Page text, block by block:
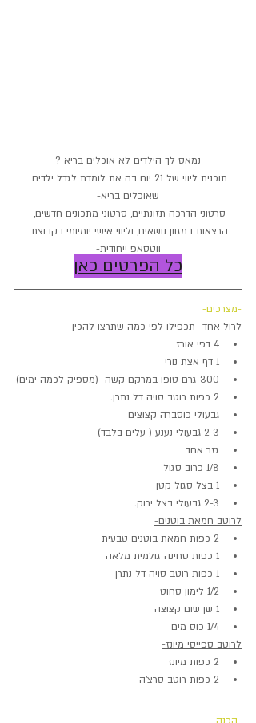
נמאס לך הילדים לא אוכלים בריא ?
תוכנית ליווי של 21 יום בה את לומדת לגדל ילדים
שאוכלים בריא-
סרטוני הדרכה תזונתיים, סרטוני מתכונים חדשים,
הרצאות במגוון נושאים, וליווי אישי יומיומי בקבוצת
ווטסאפ ייחודית-
כל הפרטים כאן
-מצרכים-
לרול אחד- תכפילו לפי כמה שתרצו להכין-
4 דפי אורז
1 דף אצת נורי
300 גרם טופו במרקם קשה  (מספיק לכמה ימים)
2 כפות רוטב סויה דל נתרן.
גבעולי כוסברה קצוצים
2-3 גבעולי נענע ( עלים בלבד)
גזר אחד
1/8 כרוב סגול
1 בצל סגול קטן
2-3 גבעולי בצל ירוק.
לרוטב חמאת בוטנים-
2 כפות חמאת בוטנים טבעית
1 כפות טחינה גולמית מלאה
1 כפות רוטב סויה דל נתרן
1/2 לימון סחוט
1 שן שום קצוצה
1/4 כוס מים
לרוטב ספייסי מיונז-
2 כפות מיונז
2 כפות רוטב סרצ'ה